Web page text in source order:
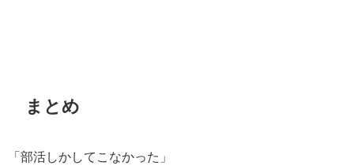
まとめ
「部活しかしてこなかった」